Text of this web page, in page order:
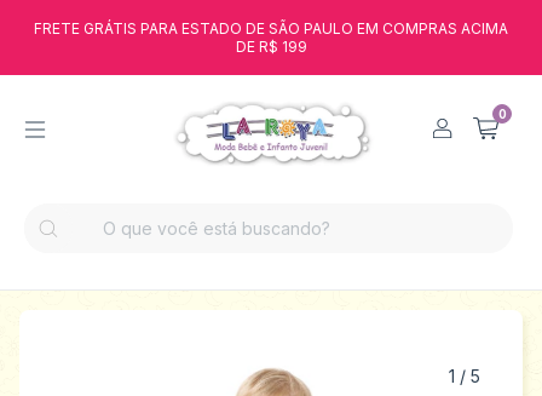
FRETE GRÁTIS PARA ESTADO DE SÃO PAULO EM COMPRAS ACIMA
DE R$ 199
0
1 / 5